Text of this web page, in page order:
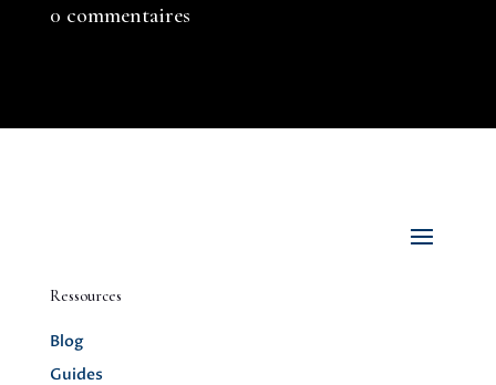
0 commentaires
Ressources
Blog
Guides